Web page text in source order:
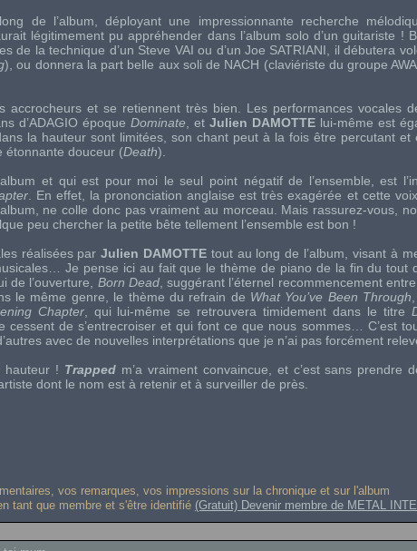
de l’album, déployant une impressionnante recherche
légitimement pu appréhender dans l’album solo d’un guitariste !
de la technique d’un Steve VAI ou d’un Joe SATRIANI , il débutera
), ou donnera la part belle aux soli de NACH (claviériste du groupe
accrocheurs et se retiennent très bien. Les performances vocales
d’ADAGIO époque Dominate , et Julien DAMOTTE lui-même est
la hauteur sont limitées, son chant peut à la fois être percutant et
étonnante douceur (Death).
et qui est pour moi le seul point négatif de l’ensemble, est
. En effet, la prononciation anglaise est très exagérée et cette
ne colle donc pas vraiment au morceau. Mais rassurez-vous,
peu chercher la petite bête tellement l’ensemble est bon !
réalisées parJulien DAMOTTE tout au long de l’album, visant à
Je pense ici au fait que le thème de piano de la fin du tout
de l’ouverture, Born Dead, suggérant l’éternel recommencement
le même genre, le thème du refrain de What You’ve Been Through
Chapter, qui lui-même se retrouvera timidement dans le titre
cessent de s’entrecroiser et qui font ce que nous sommes… C’est
avec de nouvelles interprétations que je n’ai pas forcément
hauteur ! Trapped m’a vraiment convaincue, et c’est sans prendre
dont le nom est à retenir et à surveiller de près.
vos remarques, vos impressions sur la chronique et sur l'album
tant que membre et s'être identifié (Gratuit) Devenir membre de METAL